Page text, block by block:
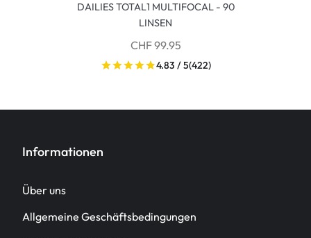
DAILIES TOTAL1 MULTIFOCAL - 90
LINSEN
CHF 99.95
4.83 / 5(422)
Informationen
Über uns
Allgemeine Geschäftsbedingungen